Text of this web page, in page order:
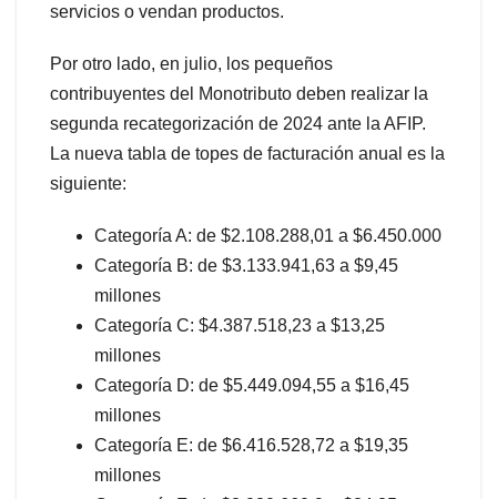
servicios o vendan productos.
Por otro lado, en julio, los pequeños
contribuyentes del Monotributo deben realizar la
segunda recategorización de 2024 ante la AFIP.
La nueva tabla de topes de facturación anual es la
siguiente:
Categoría A: de $2.108.288,01 a $6.450.000
Categoría B: de $3.133.941,63 a $9,45
millones
Categoría C: $4.387.518,23 a $13,25
millones
Categoría D: de $5.449.094,55 a $16,45
millones
Categoría E: de $6.416.528,72 a $19,35
millones